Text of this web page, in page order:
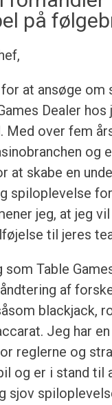
på
at ansøge om
Dealer hos
Med over fem
og
at skabe en
spiloplevelse for
jeg, at jeg
til jeres
som Table
af
blackjack,
Jeg har en
reglerne og
og er i stand til
sjov